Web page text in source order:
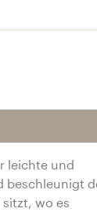
leichte und
beschleunigt
wo es